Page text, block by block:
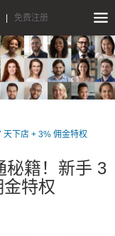
免费注册
天下店 + 3% 佣金特权
秘籍！新手 3
特权